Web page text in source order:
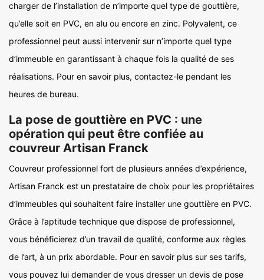
charger de l’installation de n’importe quel type de gouttière,
qu’elle soit en PVC, en alu ou encore en zinc. Polyvalent, ce
professionnel peut aussi intervenir sur n’importe quel type
d’immeuble en garantissant à chaque fois la qualité de ses
réalisations. Pour en savoir plus, contactez-le pendant les
heures de bureau.
La pose de gouttière en PVC : une
opération qui peut être confiée au
couvreur Artisan Franck
Couvreur professionnel fort de plusieurs années d’expérience,
Artisan Franck est un prestataire de choix pour les propriétaires
d’immeubles qui souhaitent faire installer une gouttière en PVC.
Grâce à l’aptitude technique que dispose de professionnel,
vous bénéficierez d’un travail de qualité, conforme aux règles
de l’art, à un prix abordable. Pour en savoir plus sur ses tarifs,
vous pouvez lui demander de vous dresser un devis de pose